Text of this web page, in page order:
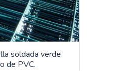
soldada verde
de PVC.